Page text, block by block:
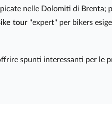
nelle Dolomiti di Brenta;
tour "expert" per bikers
spunti interessanti per le